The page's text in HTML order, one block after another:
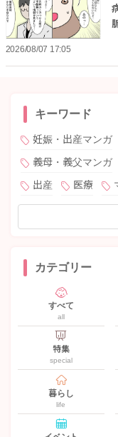
2026/08/07 17:05
キーワード
妊娠・出産マンガ
義母・義父マンガ
出産
医療
カテゴリー
すべて
all
特集
special
暮らし
life